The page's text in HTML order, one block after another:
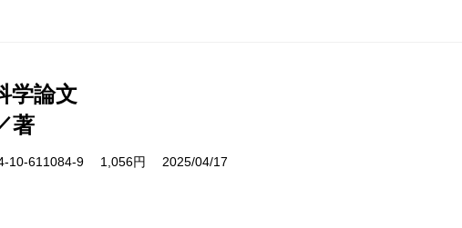
学論文
著
10-611084-9 1,056円 2025/04/17